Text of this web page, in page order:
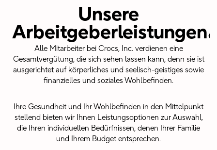
Unsere
Arbeitgeberleistungen.
Alle Mitarbeiter bei Crocs, Inc. verdienen eine
Gesamtvergütung, die sich sehen lassen kann, denn sie ist
ausgerichtet auf körperliches und seelisch-geistiges sowie
finanzielles und soziales Wohlbefinden.
Ihre Gesundheit und Ihr Wohlbefinden in den Mittelpunkt
stellend bieten wir Ihnen Leistungsoptionen zur Auswahl,
die Ihren individuellen Bedürfnissen, denen Ihrer Familie
und Ihrem Budget entsprechen.